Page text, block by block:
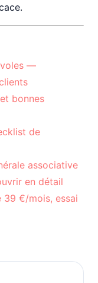
—
bonnes
de
associative
en détail
€/mois, essai